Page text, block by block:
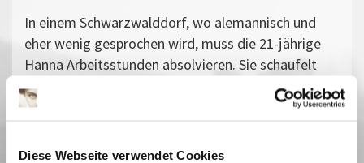
Diese Webseite verwendet Cookies
In einem Schwarzwalddorf, wo alemannisch und
eher wenig gesprochen wird, muss die 21-jährige
Hanna Arbeitsstunden absolvieren. Sie schaufelt
Mist, melkt Kühe und schlägt sich mit dem
Landwirt Uwe herum, der kurz vor dem Bankrott
wäre Hanna seine einzige Rettung. Doch die junge